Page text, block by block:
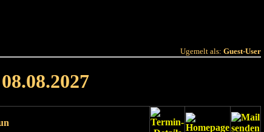
Ugemelt als: Guest-User